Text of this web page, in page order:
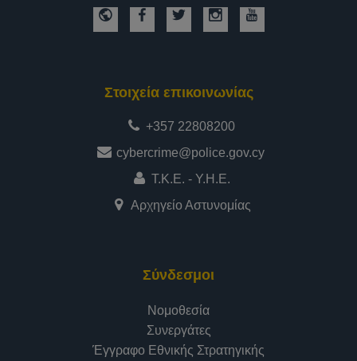
Στοιχεία επικοινωνίας
+357 22808200
cybercrime@police.gov.cy
Τ.Κ.Ε. - Υ.Η.Ε.
Αρχηγείο Αστυνομίας
Σύνδεσμοι
Νομοθεσία
Συνεργάτες
Έγγραφο Εθνικής Στρατηγικής